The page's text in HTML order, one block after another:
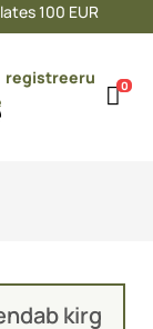
100 EUR
registreeru 0
kirg